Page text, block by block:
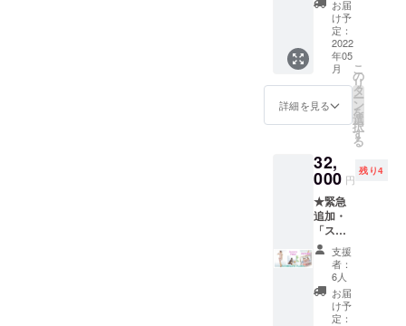
カー・
カフ
ス・
シュー
ズク
リッ
プ）+ポ
シュー
ズは
に含ま
れませ
ん
キ」コ
ンプ
リート
プラン
★ ス
イーツ
下着/ブ
ルーベ
ケーキ
+ニーハ
イの基
本セッ
ト+フル
アクセ
サリー
セット
（ヘッ
ドドレ
ス・
チョー
お届
け予
定：
2022
年05
月
詳細を見る
こ
の
リ
タ
ー
ン
を
選
択
す
る
32,
000 円
残り4
★緊急
追加・
「ス
イーツ
下着/モ
ンブラ
ン」コ
ンプ
リート
支援
者：
6人
お届
け予
定：